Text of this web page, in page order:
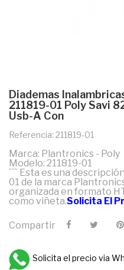
Diademas
211819-01 Poly Savi
Usb-A Con
Referencia: 211819-01
Marca: Plantronics - Poly
Modelo: 211819-01
``` Esta es una
01 de la marca
organizada en formato
como viñeta.Solicita El
Compartir
Solicita el precio via